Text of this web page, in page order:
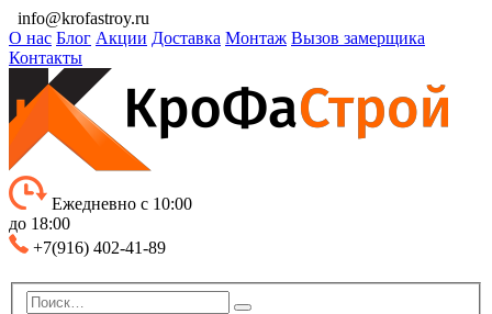
info@krofastroy.ru
О нас Блог Акции Доставка Монтаж Вызов замерщика
Контакты
Ежедневно с 10:00
до 18:00
+7(916) 402-41-89